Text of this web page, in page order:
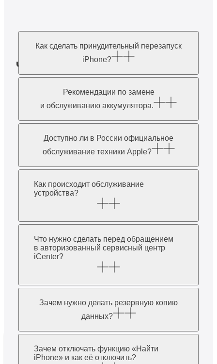
Часто задаваемые
вопросы
Как сделать принудительный перезапуск
iPhone?
Рекомендации по замене
и обслуживанию аккумулятора.
Доступно ли в России официальное
обслуживание техники Apple?
Как происходит обслуживание
устройства?
Что нужно сделать перед обращением
в авторизованный сервисный центр
iCenter?
Зачем нужно делать резервную копию
данных?
Зачем отключать функцию «Найти
iPhone» и как её отключить?